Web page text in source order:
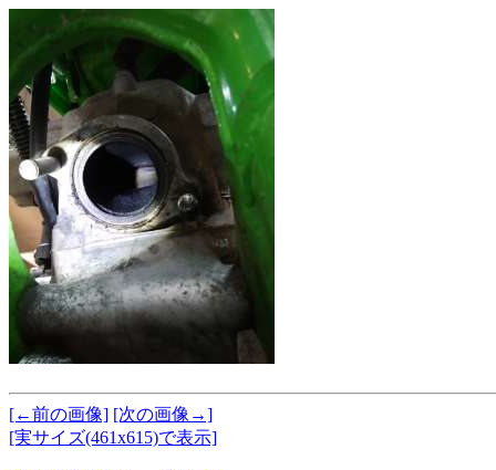
[←前の画像] [次の画像→]
[実サイズ(461x615)で表示]